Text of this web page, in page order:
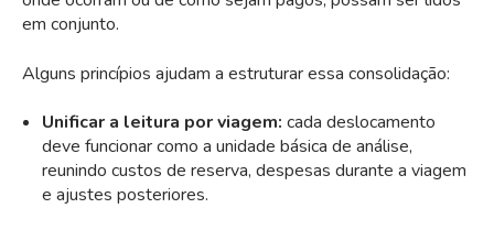
em conjunto.
Alguns princípios ajudam a estruturar essa consolidação:
Unificar a leitura por viagem: cada deslocamento
deve funcionar como a unidade básica de análise,
reunindo custos de reserva, despesas durante a viagem
e ajustes posteriores.